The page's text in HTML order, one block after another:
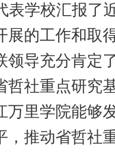
学校汇报了
展的工作和取
领导充分肯定
哲社重点研究
万里学院能够
，推动省哲社